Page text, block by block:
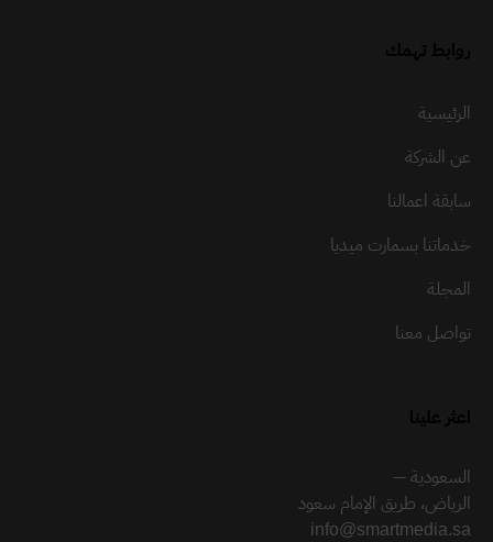
الرئيسية
عن الشركة
سابقة اعمالنا
خدماتنا بسمارت ميديا
المجلة
تواصل معنا
السعودية —
الرياض، طريق الإمام سعود
info@smartmedia.sa